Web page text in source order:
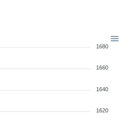
1680
1660
1640
1620